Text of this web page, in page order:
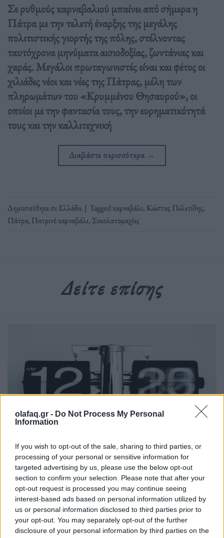
olafaq.gr - Do Not Process My Personal
Information
If you wish to opt-out of the sale, sharing to third parties, or
processing of your personal or sensitive information for
targeted advertising by us, please use the below opt-out
section to confirm your selection. Please note that after your
opt-out request is processed you may continue seeing
interest-based ads based on personal information utilized by
us or personal information disclosed to third parties prior to
your opt-out. You may separately opt-out of the further
disclosure of your personal information by third parties on the
Σε ρυθμούς καρναβαλιού μπαίνει από σήμερα η
Πάτρα με την τελετή έναρξης της μεγάλης
πολιτιστικής γιορτής της πόλης, στέλνοντας
ταυτόχρονα μηνύματα αισιοδοξίας, ζωντάνιας και
χαράς. Μεγάλοι πρωταγωνιστές είναι και φέτος οι
χιλιάδες νέοι και νέες της Πάτρας, μέλη των
πληρωμάτων του «Κρυμμένου Θησαυρού», οι
οποίοι με την φαντασία τους, την ευρηματικότητά
τους και την καλλιτεχνική
Διαβάστε περισσότερα →
Δημοσιεύθηκε σεΕλλάδα | Taggedκαρναβάλι, Κώστας Πελετίδης,
Πάτρα, Πατρινό καρναβάλι, Σοκολατομαχίες
Δείτε επίσης
Ελλάδα
Ώρα να μπερδευτούμε ξανά: Γυρίζουμε τα
ρολόγια μία ώρα πίσω γιατί… έτσι συνηθίσαμε
16.10.25
Την Κυριακή 26 Οκτωβρίου, στις 04:00 τα ξημερώματα, θα
ξαναζήσουμε το πιο παράλογο ευρωπαϊκό ραντεβού με τον